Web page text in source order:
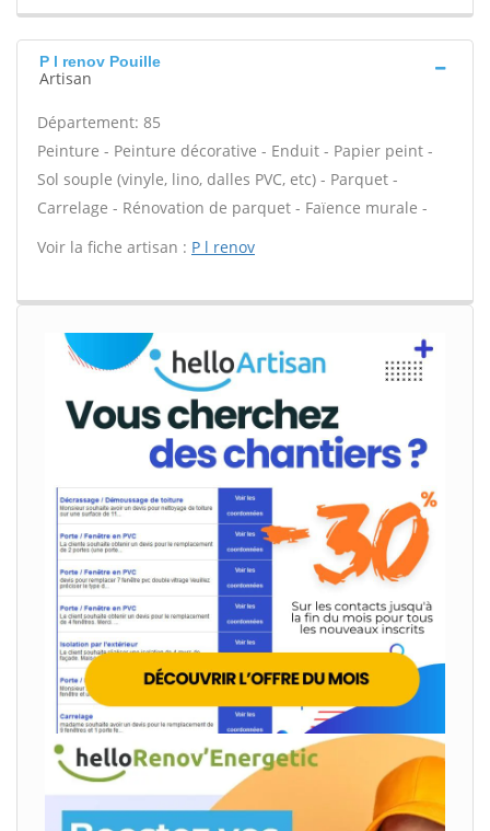
P l renov Pouille
Artisan
Département: 85
Peinture - Peinture décorative - Enduit - Papier peint -
Sol souple (vinyle, lino, dalles PVC, etc) - Parquet -
Carrelage - Rénovation de parquet - Faïence murale -
Voir la fiche artisan : P l renov